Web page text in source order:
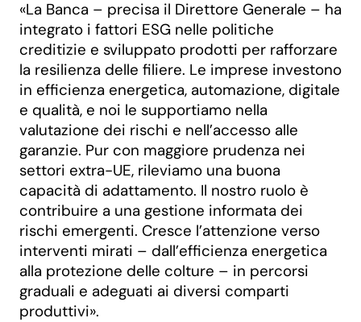
«La Banca – precisa il Direttore Generale – ha
integrato i fattori ESG nelle politiche
creditizie e sviluppato prodotti per rafforzare
la resilienza delle filiere. Le imprese investono
in efficienza energetica, automazione, digitale
e qualità, e noi le supportiamo nella
valutazione dei rischi e nell’accesso alle
garanzie. Pur con maggiore prudenza nei
settori extra-UE, rileviamo una buona
capacità di adattamento. Il nostro ruolo è
contribuire a una gestione informata dei
rischi emergenti. Cresce l’attenzione verso
interventi mirati – dall’efficienza energetica
alla protezione delle colture – in percorsi
graduali e adeguati ai diversi comparti
produttivi».